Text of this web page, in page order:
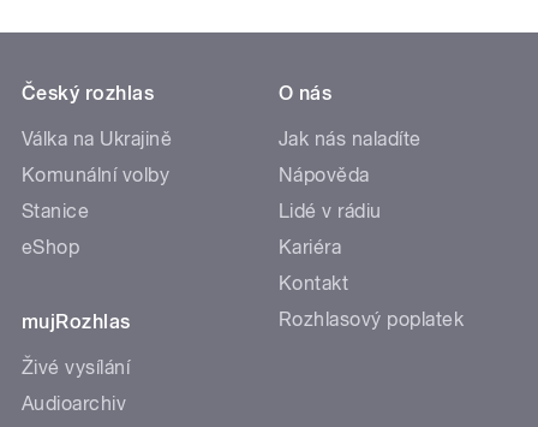
Český rozhlas
Válka na Ukrajině
Komunální volby
Stanice
eShop
mujRozhlas
Živé vysílání
Audioarchiv
O nás
Jak nás naladíte
Nápověda
Lidé v rádiu
Kariéra
Kontakt
Rozhlasový poplatek